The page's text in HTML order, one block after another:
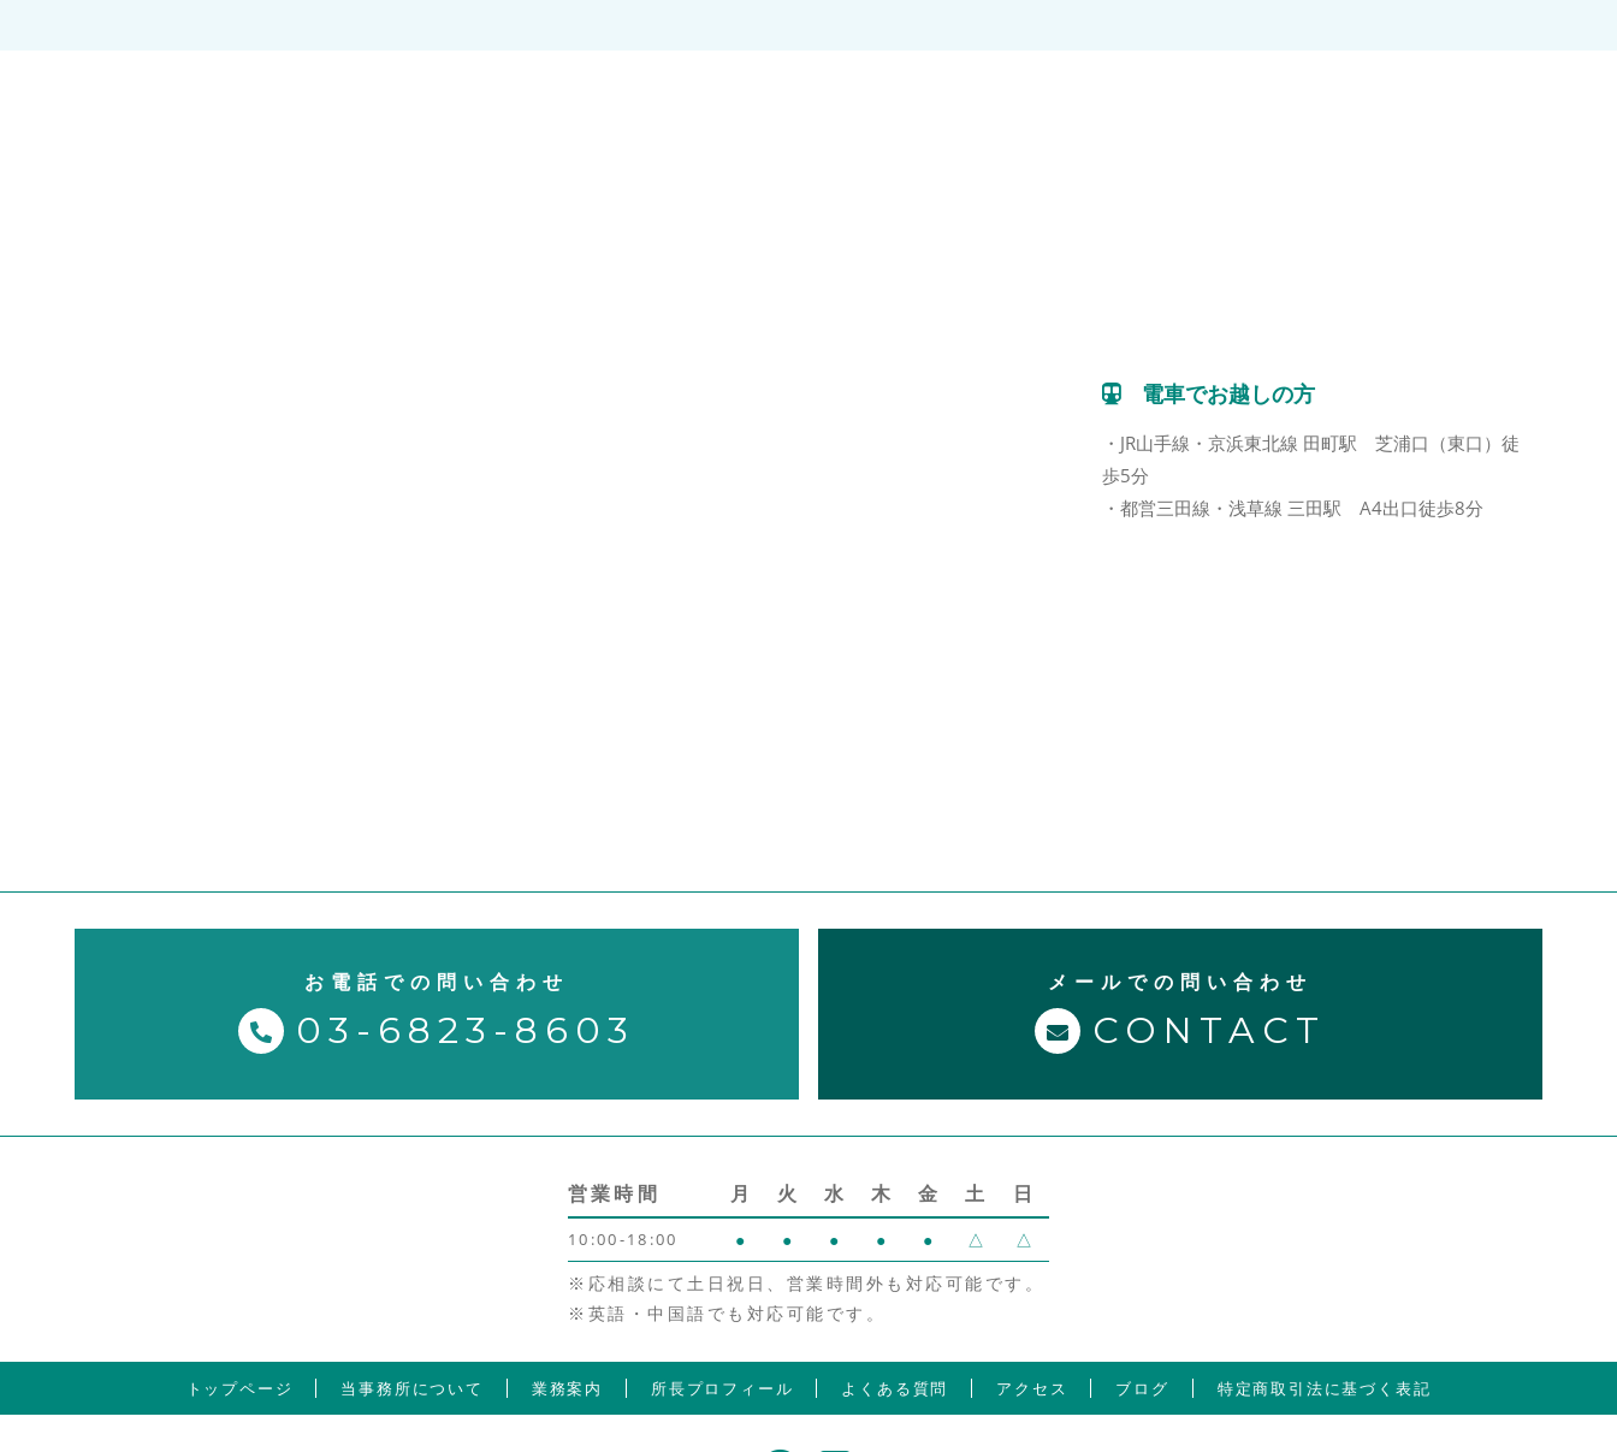
電車でお越しの方
・JR山手線・京浜東北線 田町駅 芝浦口（東口）徒
歩5分
・都営三田線・浅草線 三田駅 A4出口徒歩8分
お電話での問い合わせ
03-6823-8603
メールでの問い合わせ
CONTACT
営業時間 月 火 水 木 金 土 日
10:00-18:00 ● ● ● ● ● △
△
※応相談にて土日祝日、営業時間外も対応可能です。
※英語・中国語でも対応可能です。
トップページ 当事務所について 業務案内 所長プロフィール よくある質問 アクセス ブログ 特定商取引法に基づく表記